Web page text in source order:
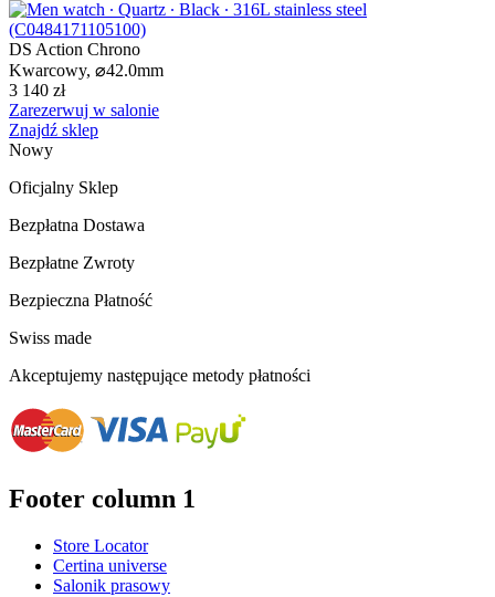
DS Action Chrono
Kwarcowy, ⌀42.0mm
3 140 zł
Zarezerwuj w salonie
Znajdź sklep
Nowy
Oficjalny Sklep
Bezpłatna Dostawa
Bezpłatne Zwroty
Bezpieczna Płatność
Swiss made
Akceptujemy następujące metody płatności
Footer column 1
Store Locator
Certina universe
Salonik prasowy